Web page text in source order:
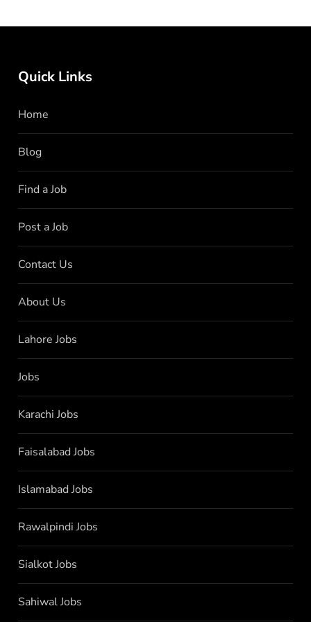
Quick Links
Home
Blog
Find a Job
Post a Job
Contact Us
About Us
Lahore Jobs
Jobs
Karachi Jobs
Faisalabad Jobs
Islamabad Jobs
Rawalpindi Jobs
Sialkot Jobs
Sahiwal Jobs